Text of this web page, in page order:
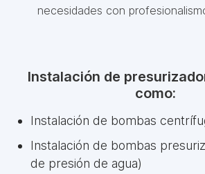
necesidades con
Instalación de
como:
Instalación de bombas
Instalación de bombas
de presión de agua)